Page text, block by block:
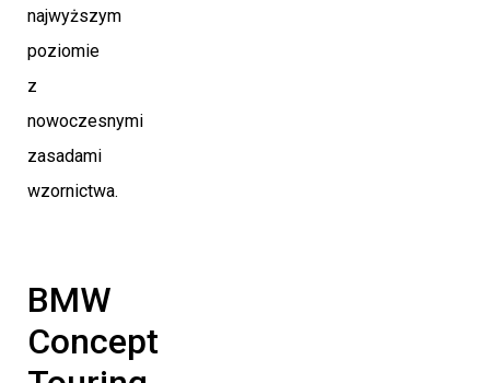
najwyższym
poziomie
z
nowoczesnymi
zasadami
wzornictwa.
BMW
Concept